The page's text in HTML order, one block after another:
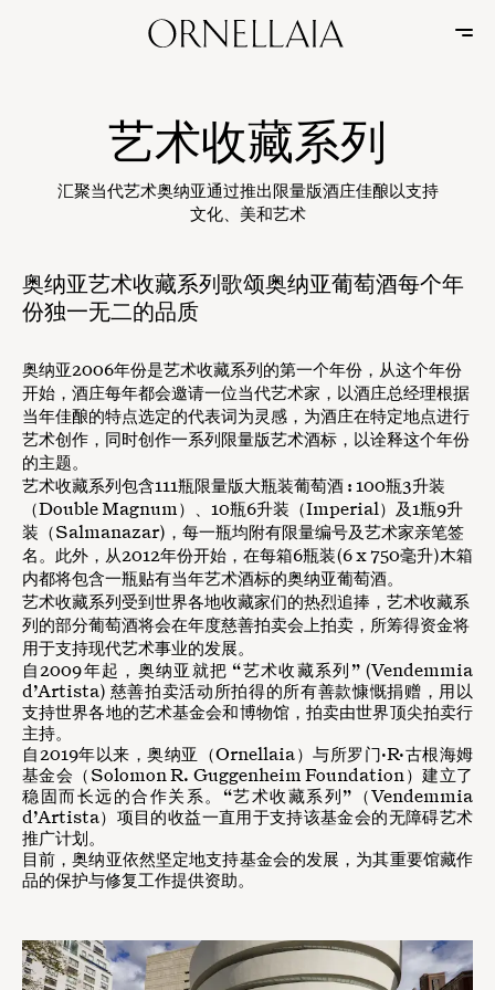
艺术收藏系列
汇聚当代艺术奥纳亚通过推出限量版酒庄佳酿以支持
文化、美和艺术
奥纳亚艺术收藏系列歌颂奥纳亚葡萄酒每个年
份独一无二的品质
奥纳亚2006年份是艺术收藏系列的第一个年份，从这个年份
开始，酒庄每年都会邀请一位当代艺术家，以酒庄总经理根据
当年佳酿的特点选定的代表词为灵感，为酒庄在特定地点进行
艺术创作，同时创作一系列限量版艺术酒标，以诠释这个年份
的主题。
艺术收藏系列包含111瓶限量版大瓶装葡萄酒 : 100瓶3升装
（Double Magnum）、10瓶6升装（Imperial）及1瓶9升
装（Salmanazar)，每一瓶均附有限量编号及艺术家亲笔签
名。此外，从2012年份开始，在每箱6瓶装(6 x 750毫升)木箱
内都将包含一瓶贴有当年艺术酒标的奥纳亚葡萄酒。
艺术收藏系列受到世界各地收藏家们的热烈追捧，艺术收藏系
列的部分葡萄酒将会在年度慈善拍卖会上拍卖，所筹得资金将
用于支持现代艺术事业的发展。
自2009年起，奥纳亚就把 “艺术收藏系列” (Vendemmia
d’Artista) 慈善拍卖活动所拍得的所有善款慷慨捐赠，用以
支持世界各地的艺术基金会和博物馆，拍卖由世界顶尖拍卖行
主持。
自2019年以来，奥纳亚（Ornellaia）与所罗门·R·古根海姆
基金会（Solomon R. Guggenheim Foundation）建立了
稳固而长远的合作关系。“艺术收藏系列”（Vendemmia
d’Artista）项目的收益一直用于支持该基金会的无障碍艺术
推广计划。
目前，奥纳亚依然坚定地支持基金会的发展，为其重要馆藏作
品的保护与修复工作提供资助。